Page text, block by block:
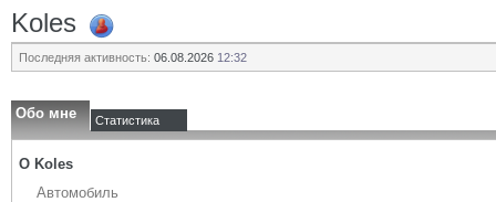
Koles
Последняя активность: 06.08.2026 12:32
Обо мне Статистика
О Koles
Автомобиль